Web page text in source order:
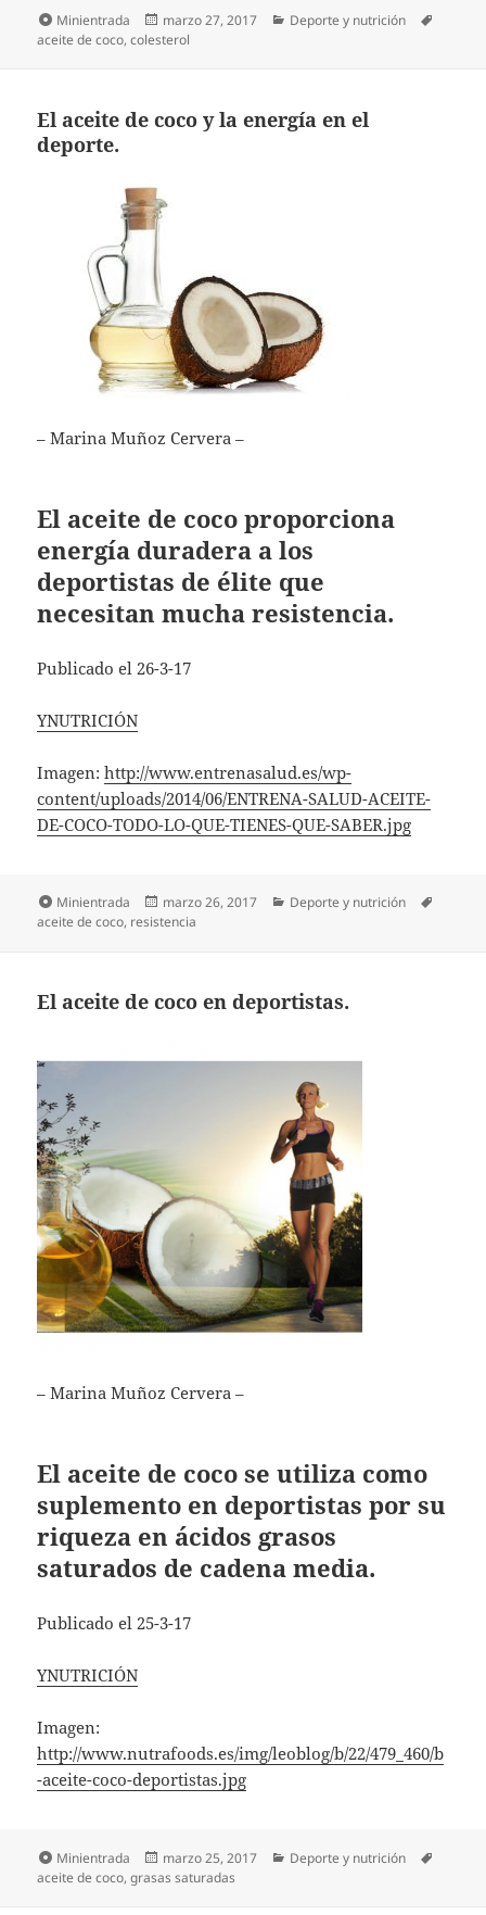
Formato
Minientrada
Publicado
el
marzo 27, 2017 Categorías
Deporte y nutrición
aceite de coco,colesterol
El aceite de coco y la energía en el
deporte.
– Marina Muñoz Cervera –
El aceite de coco proporciona
energía duradera a los
deportistas de élite que
necesitan mucha resistencia.
Publicado el 26-3-17
YNUTRICIÓN
Imagen:http://www.entrenasalud.es/wp-
content/uploads/2014/06/ENTRENA-SALUD-ACEITE-
DE-COCO-TODO-LO-QUE-TIENES-QUE-SABER.jpg
Formato
Minientrada
Publicado
el
marzo 26, 2017 Categorías
Deporte y nutrición
aceite de coco, resistencia
El aceite de coco en deportistas.
– Marina Muñoz Cervera –
El aceite de coco se utiliza como
suplemento en deportistas por su
riqueza en ácidos grasos
saturados de cadena media.
Publicado el 25-3-17
YNUTRICIÓN
Imagen:
http://www.nutrafoods.es/img/leoblog/b/22/479_460/b
-aceite-coco-deportistas.jpg
Formato
Minientrada
Publicado
el
marzo 25, 2017 Categorías
Deporte y nutrición
aceite de coco,grasas saturadas